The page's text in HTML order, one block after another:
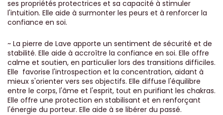
ses propriétés protectrices et sa capacité à stimuler
l'intuition. Elle aide à surmonter les peurs et à renforcer la
confiance en soi.
~ La pierre de Lave apporte un sentiment de sécurité et de
stabilité. Elle aide à accroître la confiance en soi. Elle offre
calme et soutien, en particulier lors des transitions difficiles.
Elle favorise l'introspection et la concentration, aidant à
mieux s'orienter vers ses objectifs. Elle diffuse l'équilibre
entre le corps, l'âme et l'esprit, tout en purifiant les chakras.
Elle offre une protection en stabilisant et en renforçant
l'énergie du porteur. Elle aide à se libérer du passé.